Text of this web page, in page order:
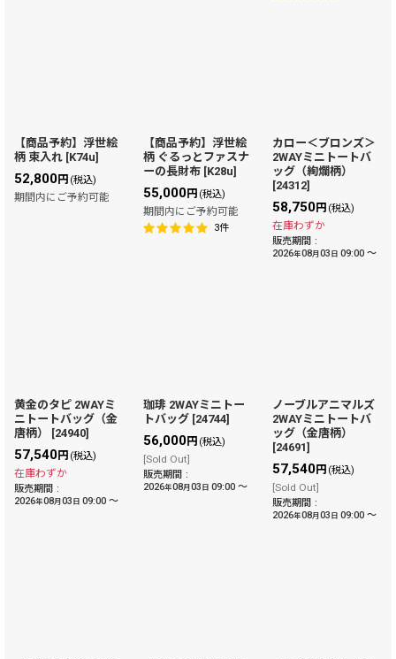
【商品予約】浮世絵
柄 束入れ [K74u]
52,800円 (税込)
期間内にご予約可能
【商品予約】浮世絵
柄 ぐるっとファスナ
ーの長財布 [K28u]
55,000円 (税込)
期間内にご予約可能
3件
カロー＜ブロンズ＞
2WAYミニトートバ
ッグ（絢爛柄）
[24312]
58,750円 (税込)
在庫わずか
販売期間 :
2026年08月 03 日 09:00 ～
黄金のタピ 2WAYミ
ニトートバッグ（金
唐柄）
[24940]
57,540円 (税込)
在庫わずか
販売期間 :
2026年08月 03 日 09:00 ～
珈琲 2WAYミニトー
トバッグ [24744]
56,000円 (税込)
[Sold Out]
販売期間 :
2026年08月 03 日 09:00 ～
ノーブルアニマルズ
2WAYミニトートバ
ッグ（金唐柄）
[24691]
57,540円 (税込)
[Sold Out]
販売期間 :
2026年08月 03 日 09:00 ～